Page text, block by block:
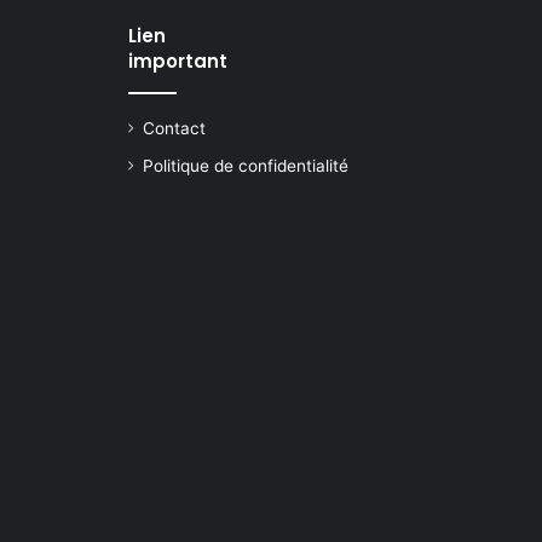
Lien
important
Contact
Politique de confidentialité